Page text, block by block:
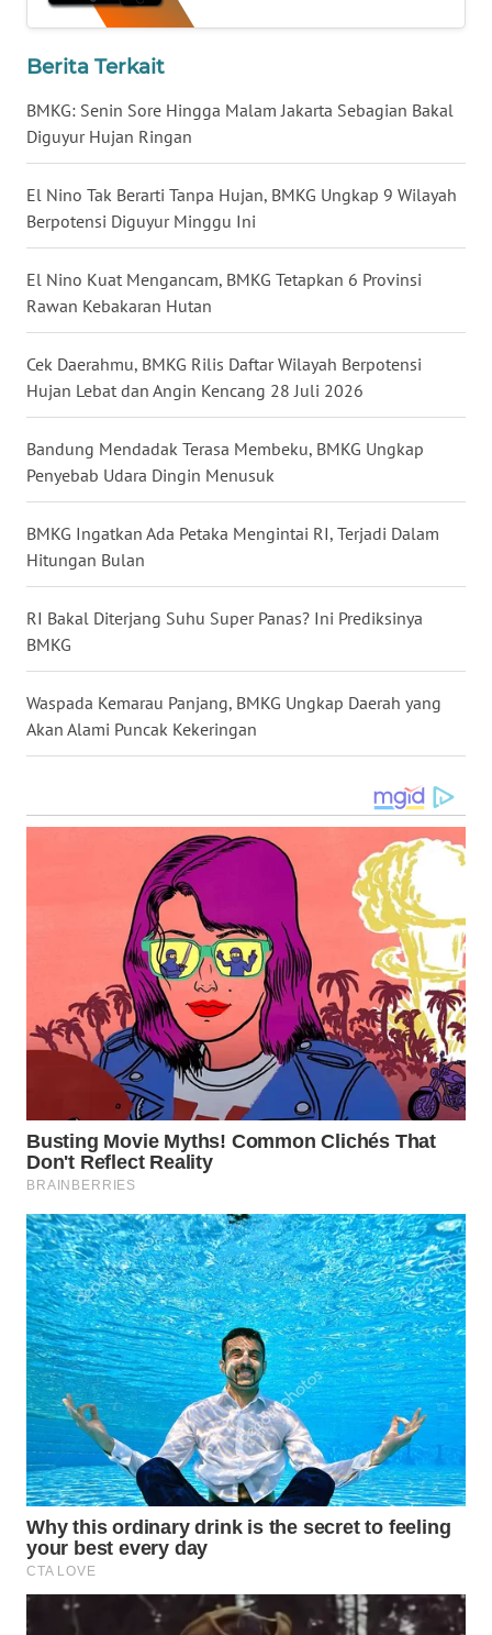
Berita Terkait
BMKG: Senin Sore Hingga Malam Jakarta Sebagian Bakal
Diguyur Hujan Ringan
El Nino Tak Berarti Tanpa Hujan, BMKG Ungkap 9 Wilayah
Berpotensi Diguyur Minggu Ini
El Nino Kuat Mengancam, BMKG Tetapkan 6 Provinsi
Rawan Kebakaran Hutan
Cek Daerahmu, BMKG Rilis Daftar Wilayah Berpotensi
Hujan Lebat dan Angin Kencang 28 Juli 2026
Bandung Mendadak Terasa Membeku, BMKG Ungkap
Penyebab Udara Dingin Menusuk
BMKG Ingatkan Ada Petaka Mengintai RI, Terjadi Dalam
Hitungan Bulan
RI Bakal Diterjang Suhu Super Panas? Ini Prediksinya
BMKG
Waspada Kemarau Panjang, BMKG Ungkap Daerah yang
Akan Alami Puncak Kekeringan
WN
JATENG
WN
NUSANTARA
WN
JOGJA
WN
WN
KALBAR
KALTENG
KALTARA
KALSEL
WN
GORONTALO
WN
SULUT
WN
MALUT
WN
DAIRI
WN
DANAU
TOBA
NIAS
WN
LANGKAT
WN
TAPANULI